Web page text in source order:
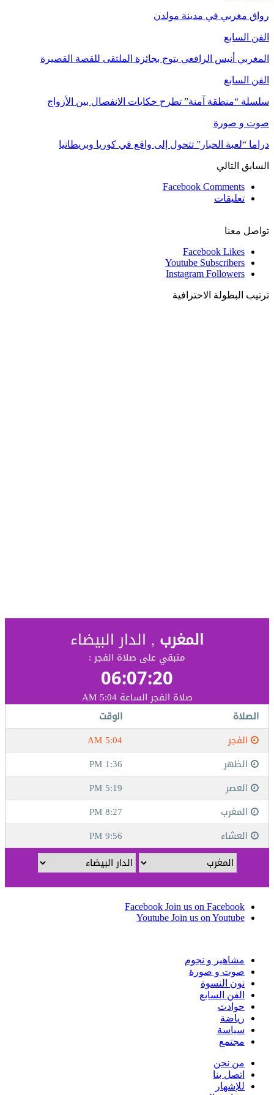
رواق مغربي في مدينة مولدن
الفن السابع
المغربي أنيس الرافعي يتوج بجائزة الملتقى للقصة القصيرة
الفن السابع
سلسلة “منطقة آمنة” تطرح حكايات الانفصال بين الأزواج
صوت و صورة
دراما “لعبة الحبار” تتحول إلى واقع في كوريا وبريطانيا
السابق التالي
Facebook Comments
تعليقات
تواصل معنا
Facebook Likes
Youtube Subscribers
Instagram Followers
ترتيب البطولة الاحترافية
Facebook Join us on Facebook
Youtube Join us on Youtube
مشاهير و نجوم
صوت و صورة
نون النسوة
الفن السابع
حوادث
رياضة
سياسة
مجتمع
من نحن
اتصل بنا
للإشهار